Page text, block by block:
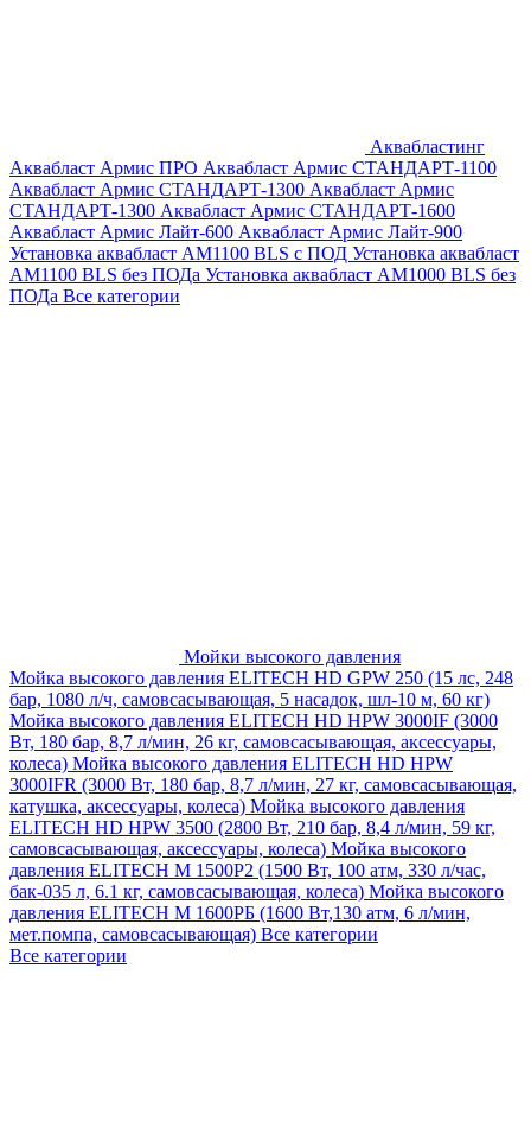
Аквабластинг
Аквабласт Армис ПРО Аквабласт Армис СТАНДАРТ-1100
Аквабласт Армис СТАНДАРТ-1300 Аквабласт Армис
СТАНДАРТ-1300 Аквабласт Армис СТАНДАРТ-1600
Аквабласт Армис Лайт-600 Аквабласт Армис Лайт-900
Установка аквабласт AM1100 BLS с ПОД Установка аквабласт
AM1100 BLS без ПОДа Установка аквабласт AM1000 BLS без
ПОДа Все категории
Мойки высокого давления
Мойка высокого давления ELITECH HD GPW 250 (15 лс, 248
бар, 1080 л/ч, самовсасывающая, 5 насадок, шл-10 м, 60 кг)
Мойка высокого давления ELITECH HD HPW 3000IF (3000
Вт, 180 бар, 8,7 л/мин, 26 кг, самовсасывающая, аксессуары,
колеса) Мойка высокого давления ELITECH HD HPW
3000IFR (3000 Вт, 180 бар, 8,7 л/мин, 27 кг, самовсасывающая,
катушка, аксессуары, колеса) Мойка высокого давления
ELITECH HD HPW 3500 (2800 Вт, 210 бар, 8,4 л/мин, 59 кг,
самовсасывающая, аксессуары, колеса) Мойка высокого
давления ELITECH M 1500P2 (1500 Вт, 100 атм, 330 л/час,
бак-035 л, 6.1 кг, самовсасывающая, колеса) Мойка высокого
давления ELITECH М 1600РБ (1600 Вт,130 атм, 6 л/мин,
мет.помпа, самовсасывающая) Все категории
Все категории